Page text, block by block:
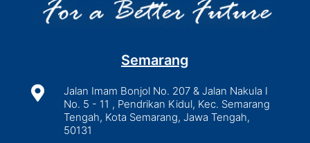
Semarang

Jalan Imam Bonjol No. 207 & Jalan Nakula I
No. 5 - 11 , Pendrikan Kidul, Kec. Semarang
Tengah, Kota Semarang, Jawa Tengah,
50131